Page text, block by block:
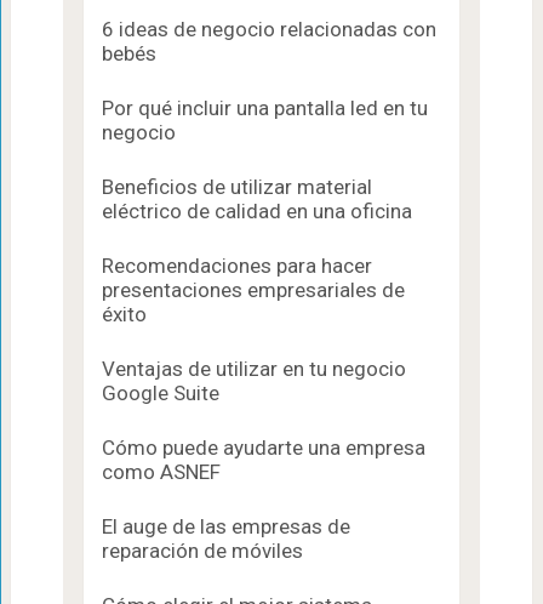
6 ideas de negocio relacionadas con
bebés
Por qué incluir una pantalla led en tu
negocio
Beneficios de utilizar material
eléctrico de calidad en una oficina
Recomendaciones para hacer
presentaciones empresariales de
éxito
Ventajas de utilizar en tu negocio
Google Suite
Cómo puede ayudarte una empresa
como ASNEF
El auge de las empresas de
reparación de móviles